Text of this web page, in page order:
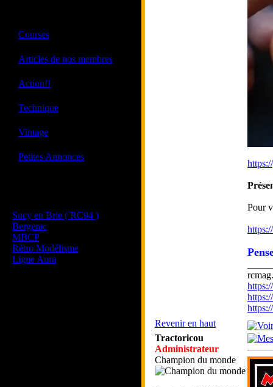
Courses
Articles de nos membres
Action!!
Technique
Vintage
Petites Annonces
Sucy en Brie ( RC94 )
Bergerac
MBCP
Rétro Modélisme
Ligue Aura
Pour
Revenir en haut
Tractoricou
Administrateur
Champion du monde